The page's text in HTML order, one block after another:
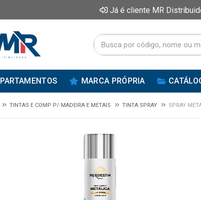
Já é cliente MR
MARCA PRÓPRIA
TINTAS E COMP P/ MADEIRA E METAIS TINTA SPRAY SPRAY